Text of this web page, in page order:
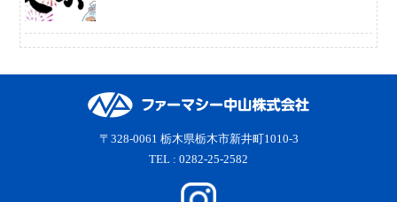
〒328-0061 栃木県栃木市新井町1010-3
TEL : 0282-25-2582